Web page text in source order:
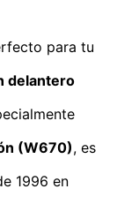
para tu
delantero
(W670), es
1996 en